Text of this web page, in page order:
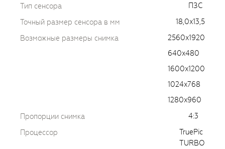
Тип сенсора
ПЗС
Точный размер сенсора в мм
18,0x13,5
Возможные размеры снимка
2560x1920
640x480
1600x1200
1024x768
1280x960
Пропорции снимка
4:3
Процессор
TruePic
TURBO